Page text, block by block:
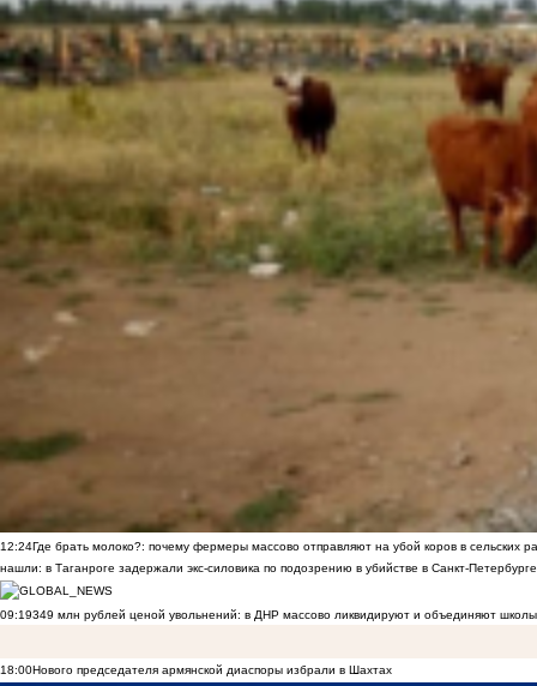
12:24Где брать молоко?: почему фермеры массово отправляют на убой коров в сельских
нашли: в Таганроге задержали экс-силовика по подозрению в убийстве в Санкт-Петербурге
09:19349 млн рублей ценой увольнений: в ДНР массово ликвидируют и объединяют
18:00Нового председателя армянской диаспоры избрали в Шахтах